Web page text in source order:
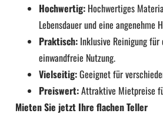
Hochwertig: Hochwertiges
Lebensdauer und eine angenehme
Praktisch: Inklusive Reinigung
einwandfreie Nutzung.
Vielseitig:Geeignet für
Preiswert:Attraktive Mietpreise
Mieten Sie jetzt Ihre flachen Teller